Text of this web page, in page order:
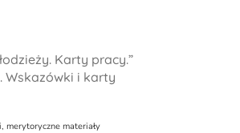
Karty pracy.”
Wskazówki i karty
merytoryczne materiały